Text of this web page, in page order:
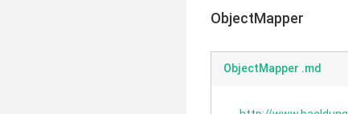
ObjectMapper
ObjectMapper .md